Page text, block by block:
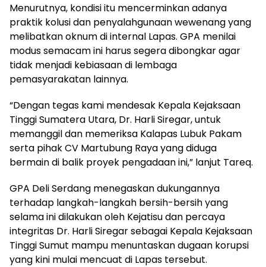
Menurutnya, kondisi itu mencerminkan adanya
praktik kolusi dan penyalahgunaan wewenang yang
melibatkan oknum di internal Lapas. GPA menilai
modus semacam ini harus segera dibongkar agar
tidak menjadi kebiasaan di lembaga
pemasyarakatan lainnya.
“Dengan tegas kami mendesak Kepala Kejaksaan
Tinggi Sumatera Utara, Dr. Harli Siregar, untuk
memanggil dan memeriksa Kalapas Lubuk Pakam
serta pihak CV Martubung Raya yang diduga
bermain di balik proyek pengadaan ini,” lanjut Tareq.
GPA Deli Serdang menegaskan dukungannya
terhadap langkah-langkah bersih-bersih yang
selama ini dilakukan oleh Kejatisu dan percaya
integritas Dr. Harli Siregar sebagai Kepala Kejaksaan
Tinggi Sumut mampu menuntaskan dugaan korupsi
yang kini mulai mencuat di Lapas tersebut.